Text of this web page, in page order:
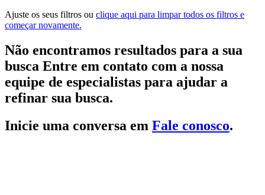
Ajuste os seus filtros ou clique aqui para limpar todos os filtros e
começar novamente.
Não encontramos resultados para a sua
busca Entre em contato com a nossa
equipe de especialistas para ajudar a
refinar sua busca.
Inicie uma conversa em Fale conosco.